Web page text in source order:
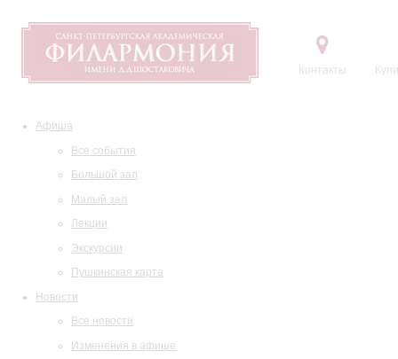
Контакты
Афиша
Все события
Большой зал
Малый зал
Лекции
Экскурсии
Пушкинская карта
Новости
Все новости
Изменения в афише